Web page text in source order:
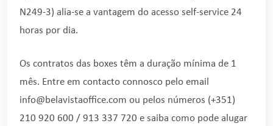
N249-3) alia-se a vantagem do acesso self-service 24
horas por dia.
Os contratos das boxes têm a duração mínima de 1
mês. Entre em contacto connosco pelo email
info@belavistaoffice.com ou pelos números (+351)
210 920 600 / 913 337 720 e saiba como pode alugar